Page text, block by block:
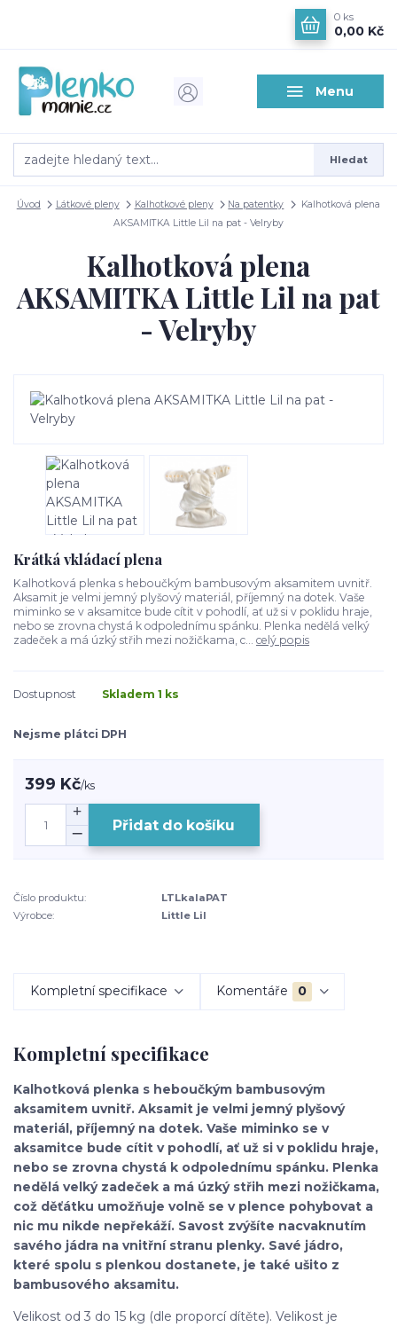
Menu
Hledat
0 ks
0,00 Kč
Úvod Látkové pleny Kalhotkové pleny Na patentky
Kalhotková plena
AKSAMITKA Little Lil na pat - Velryby
Kalhotková plena
AKSAMITKA Little Lil na pat
- Velryby
Krátká vkládací plena
Kalhotková plenka s heboučkým bambusovým aksamitem uvnitř.
Aksamit je velmi jemný plyšový materiál, příjemný na dotek. Vaše
miminko se v aksamitce bude cítit v pohodlí, ať už si v poklidu hraje,
nebo se zrovna chystá k odpolednímu spánku. Plenka nedělá velký
zadeček a má úzký střih mezi nožičkama, c... celý popis
Dostupnost Skladem 1 ks
Nejsme plátci DPH
399 Kč/ks
Přidat do košíku
Číslo produktu:
LTLkalaPAT
Výrobce:
Little Lil
Kompletní specifikace Komentáře 0
Kompletní specifikace
Kalhotková plenka s heboučkým bambusovým
aksamitem uvnitř. Aksamit je velmi jemný plyšový
materiál, příjemný na dotek. Vaše miminko se v
aksamitce bude cítit v pohodlí, ať už si v poklidu hraje,
nebo se zrovna chystá k odpolednímu spánku. Plenka
nedělá velký zadeček a má úzký střih mezi nožičkama,
což děťátku umožňuje volně se v plence pohybovat a
nic mu nikde nepřekáží. Savost zvýšíte nacvaknutím
savého jádra na vnitřní stranu plenky. Savé jádro,
které spolu s plenkou dostanete, je také ušito z
bambusového aksamitu.
Velikost od 3 do 15 kg (dle proporcí dítěte). Velikost je